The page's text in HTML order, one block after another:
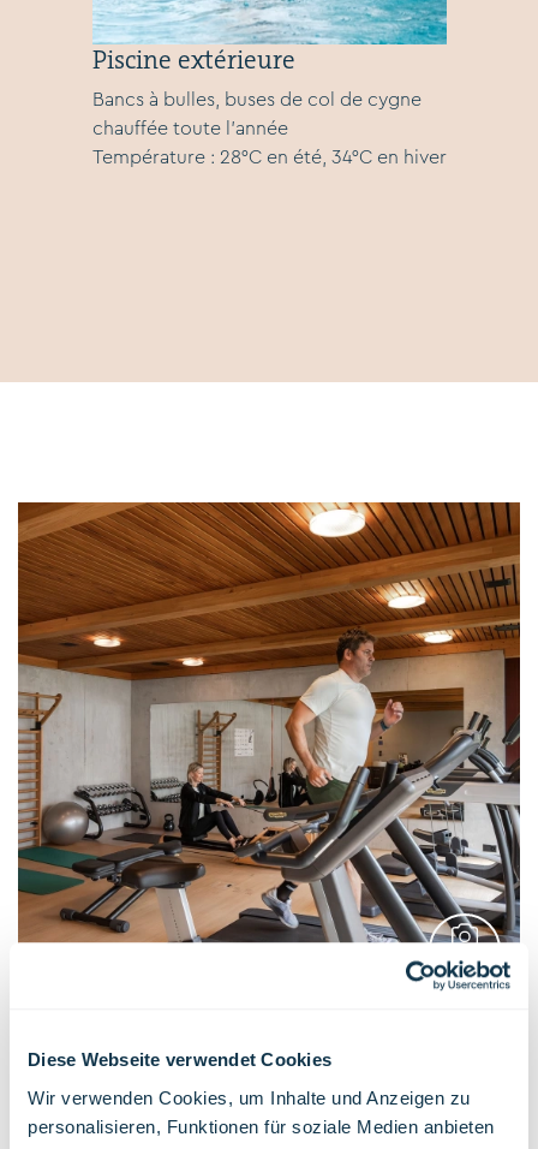
Diese Webseite verwendet Cookies
Wir verwenden Cookies, um Inhalte und Anzeigen zu
personalisieren, Funktionen für soziale Medien anbieten
Piscine extérieure
Bancs à bulles, buses de col de cygne
chauffée toute l'année
Température : 28°C en été, 34°C en hiver
Nos appareils TechnoGym sont à la pointe de la
technologie. Vous vous entraînez sur divers appareils